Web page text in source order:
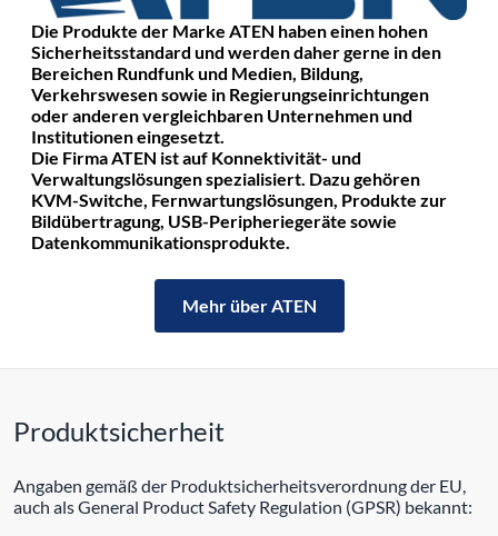
Die Produkte der Marke ATEN haben einen hohen
Sicherheitsstandard und werden daher gerne in den
Bereichen Rundfunk und Medien, Bildung,
Verkehrswesen sowie in Regierungseinrichtungen
oder anderen vergleichbaren Unternehmen und
Institutionen eingesetzt.
Die Firma ATEN ist auf Konnektivität- und
Verwaltungslösungen spezialisiert. Dazu gehören
KVM-Switche, Fernwartungslösungen, Produkte zur
Bildübertragung, USB-Peripheriegeräte sowie
Datenkommunikationsprodukte.
Mehr über ATEN
Produktsicherheit
Angaben gemäß der Produktsicherheitsverordnung der EU,
auch als General Product Safety Regulation (GPSR) bekannt: